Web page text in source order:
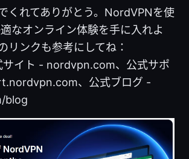
くれてありがとう。NordVPNを使
適なオンライン体験を手に入れよ
リンクも参考にしてね：
サイト - nordvpn.com、公式サポ
、公式ブログ -
blog